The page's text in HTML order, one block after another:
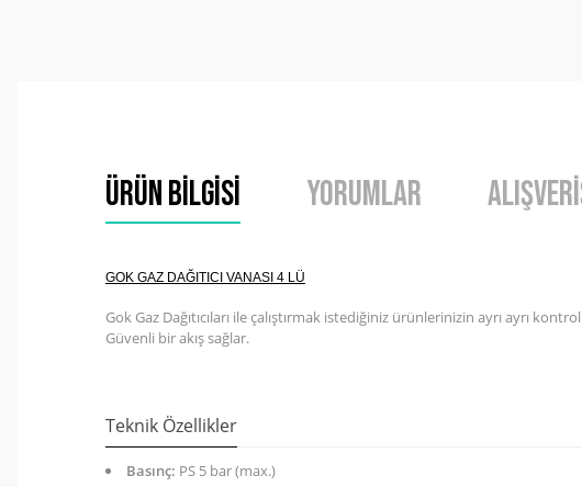
Ürün Bilgisi Yorumlar
GOK GAZ DAĞITICI VANASI 4 LÜ
Gok Gaz Dağıtıcıları ile çalıştırmak istediğiniz ürünlerinizin ayrı ayrı
Güvenli bir akış sağlar.
Teknik Özellikler
Basınç: PS 5 bar (max.)